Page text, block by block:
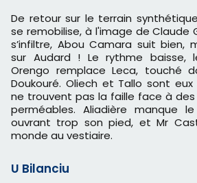
De retour sur le terrain
se remobilise, à l'image de Claude
s’infiltre, Abou Camara suit bien,
sur Audard ! Le rythme baisse,
Orengo remplace Leca, touché
Doukouré. Oliech et Tallo sont
ne trouvent pas la faille face à
perméables. Aliadière manque
ouvrant trop son pied, et Mr
monde au vestiaire.
U Bilanciu